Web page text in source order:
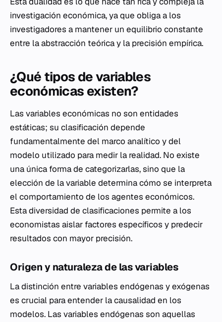
investigación económica, ya que obliga a los
investigadores a mantener un equilibrio constante
entre la abstracción teórica y la precisión empírica.
¿Qué tipos de variables
económicas existen?
Las variables económicas no son entidades
estáticas; su clasificación depende
fundamentalmente del marco analítico y del
modelo utilizado para medir la realidad. No existe
una única forma de categorizarlas, sino que la
elección de la variable determina cómo se interpreta
el comportamiento de los agentes económicos.
Esta diversidad de clasificaciones permite a los
economistas aislar factores específicos y predecir
resultados con mayor precisión.
Origen y naturaleza de las variables
La distinción entre variables endógenas y exógenas
es crucial para entender la causalidad en los
modelos. Las variables endógenas son aquellas